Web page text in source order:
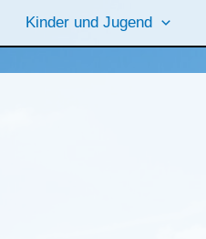
Kinder und Jugend